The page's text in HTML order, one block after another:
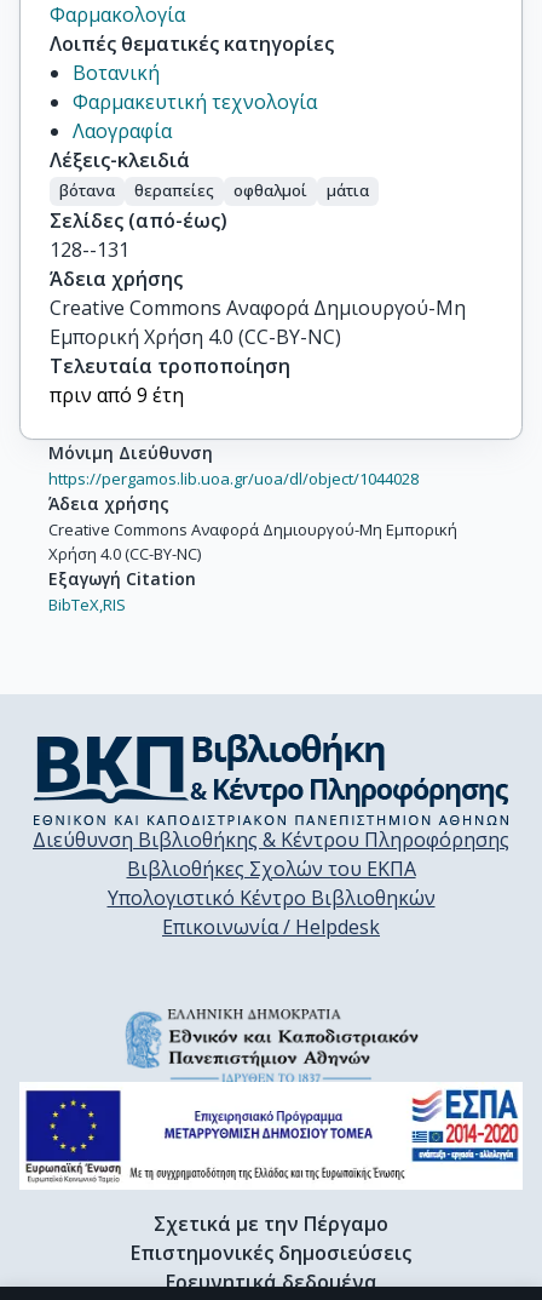
Φαρμακολογία
Λοιπές θεματικές κατηγορίες
Βοτανική
Φαρμακευτική τεχνολογία
Λαογραφία
Λέξεις-κλειδιά
βότανα θεραπείες οφθαλμοί μάτια
Σελίδες (από-έως)
128--131
Άδεια χρήσης
Creative Commons Αναφορά Δημιουργού-Μη
Εμπορική Χρήση 4.0 (CC-BY-NC)
Τελευταία τροποποίηση
πριν από 9 έτη
Μόνιμη Διεύθυνση
https://pergamos.lib.uoa.gr/uoa/dl/object/1044028
Άδεια χρήσης
Creative Commons Αναφορά Δημιουργού-Μη Εμπορική
Χρήση 4.0 (CC-BY-NC)
Εξαγωγή Citation
BibTeX,RIS
Διεύθυνση Βιβλιοθήκης & Κέντρου Πληροφόρησης
Βιβλιοθήκες Σχολών του ΕΚΠΑ
Υπολογιστικό Κέντρο Βιβλιοθηκών
Επικοινωνία / Helpdesk
Σχετικά με την Πέργαμο
Επιστημονικές δημοσιεύσεις
Ερευνητικά δεδομένα